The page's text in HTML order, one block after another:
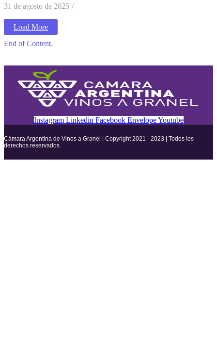
31 de agosto de 2025 /
Load More
End of Content.
Instagram Linkedin Facebook Envelope Youtube
Cámara Argentina de Vinos a Granel | Copyright 2021 - 2023 | Todos los
derechos reservados.